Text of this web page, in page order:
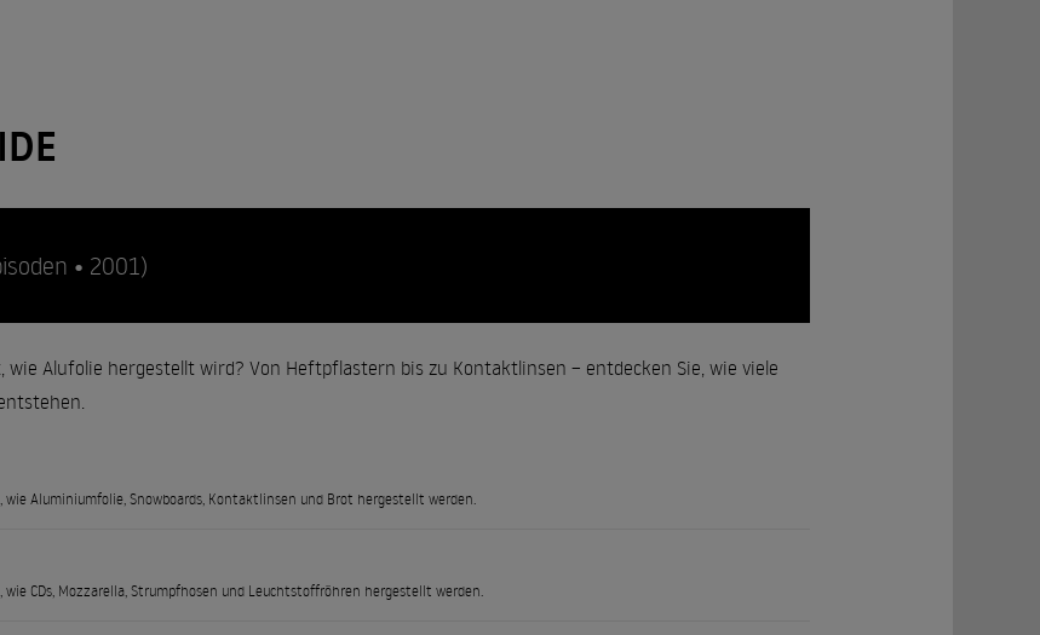
• 2001)
wie Alufolie hergestellt wird? Von Heftpflastern bis zu Kontaktlinsen – entdecken Sie, wie viele
wie Aluminiumfolie, Snowboards, Kontaktlinsen und Brot hergestellt werden.
wie CDs, Mozzarella, Strumpfhosen und Leuchtstoffröhren hergestellt werden.